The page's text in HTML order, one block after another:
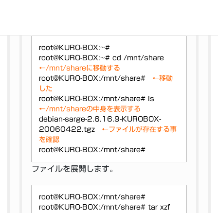
root@KURO-BOX:~#
root@KURO-BOX:~# cd /mnt/share
←/mnt/shareに移動する
root@KURO-BOX:/mnt/share# ←移動
した
root@KURO-BOX:/mnt/share# ls
←/mnt/shareの中身を表示する
debian-sarge-2.6.16.9-KUROBOX-
20060422.tgz ←ファイルが存在する事
を確認
root@KURO-BOX:/mnt/share#
ファイルを展開します。
root@KURO-BOX:/mnt/share#
root@KURO-BOX:/mnt/share# tar xzf